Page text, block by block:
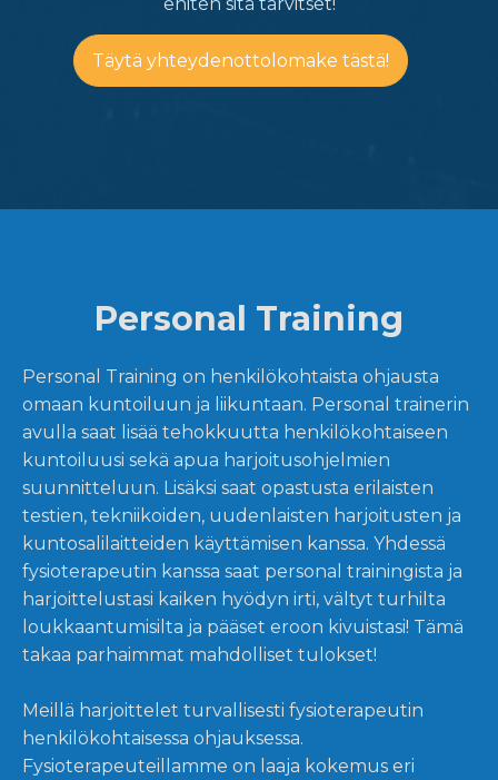
Täytä yhteydenottolomake tästä!
Personal Training
Personal Training on henkilökohtaista ohjausta
omaan kuntoiluun ja liikuntaan. Personal trainerin
avulla saat lisää tehokkuutta henkilökohtaiseen
kuntoiluusi sekä apua harjoitusohjelmien
suunnitteluun. Lisäksi saat opastusta erilaisten
testien, tekniikoiden, uudenlaisten harjoitusten ja
kuntosalilaitteiden käyttämisen kanssa. Yhdessä
fysioterapeutin kanssa saat personal trainingista ja
harjoittelustasi kaiken hyödyn irti, vältyt turhilta
loukkaantumisilta ja pääset eroon kivuistasi! Tämä
takaa parhaimmat mahdolliset tulokset!
Meillä harjoittelet turvallisesti fysioterapeutin
henkilökohtaisessa ohjauksessa.
Fysioterapeuteillamme on laaja kokemus eri